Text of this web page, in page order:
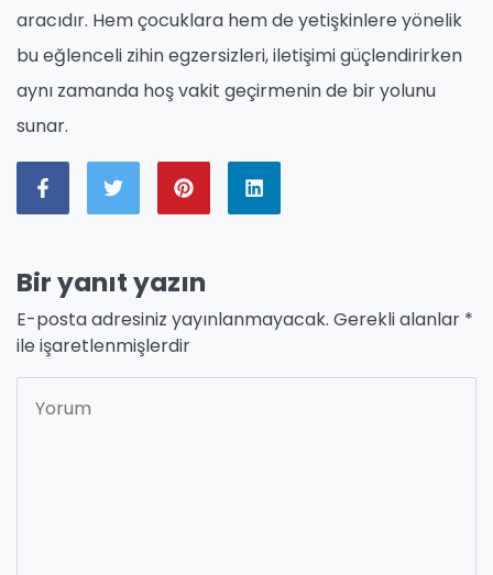
aracıdır. Hem çocuklara hem de yetişkinlere yönelik
bu eğlenceli zihin egzersizleri, iletişimi güçlendirirken
aynı zamanda hoş vakit geçirmenin de bir yolunu
sunar.
Bir yanıt yazın
E-posta adresiniz yayınlanmayacak. Gerekli alanlar *
ile işaretlenmişlerdir